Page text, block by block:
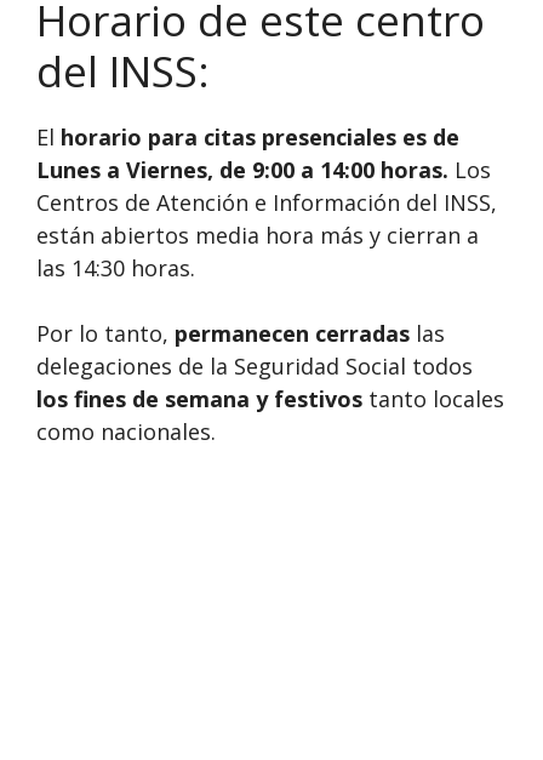
Horario de este centro
del INSS:
El horario para citas presenciales es de
Lunes a Viernes, de 9:00 a 14:00 horas. Los
Centros de Atención e Información del INSS,
están abiertos media hora más y cierran a
las 14:30 horas.
Por lo tanto, permanecen cerradas las
delegaciones de la Seguridad Social todos
los fines de semana y festivos tanto locales
como nacionales.